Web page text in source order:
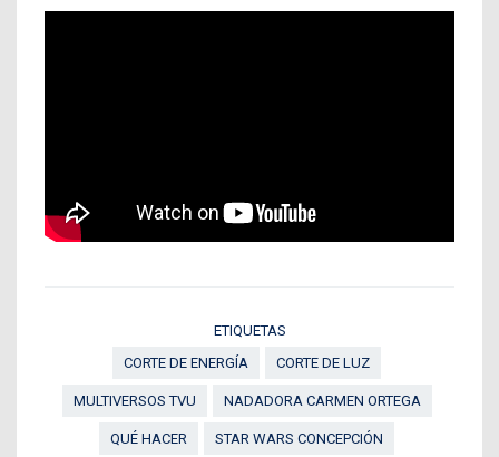
ETIQUETAS
CORTE DE ENERGÍA
CORTE DE LUZ
MULTIVERSOS TVU NADADORA CARMEN ORTEGA
QUÉ HACER STAR WARS CONCEPCIÓN